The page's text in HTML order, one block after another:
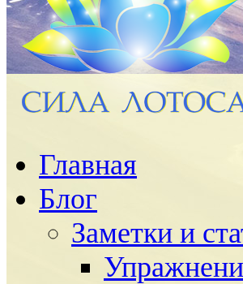
Главная
Блог
Заметки и